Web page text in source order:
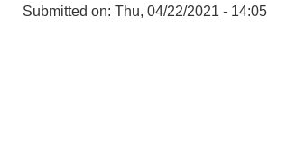
Submitted on: Thu, 04/22/2021 - 14:05